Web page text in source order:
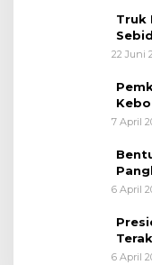
Truk
22 Juni
7 April
6 April
6 April